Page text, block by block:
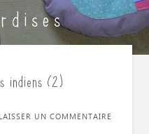
indiens (2)
LAISSER UN COMMENTAIRE